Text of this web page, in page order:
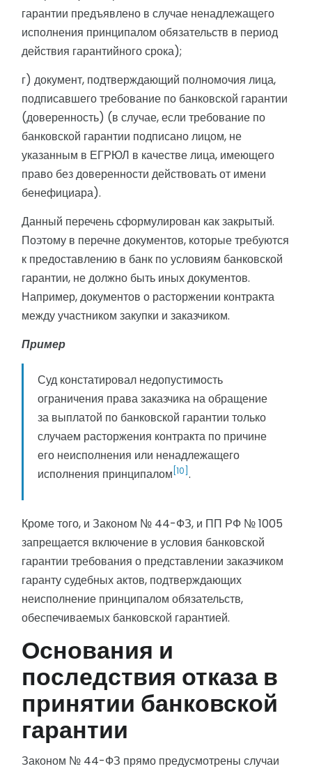
гарантии предъявлено в случае ненадлежащего
исполнения принципалом обязательств в период
действия гарантийного срока);
г) документ, подтверждающий полномочия лица,
подписавшего требование по банковской гарантии
(доверенность) (в случае, если требование по
банковской гарантии подписано лицом, не
указанным в ЕГРЮЛ в качестве лица, имеющего
право без доверенности действовать от имени
бенефициара).
Данный перечень сформулирован как закрытый.
Поэтому в перечне документов, которые требуются
к предоставлению в банк по условиям банковской
гарантии, не должно быть иных документов.
Например, документов о расторжении контракта
между участником закупки и заказчиком.
Пример
Суд констатировал недопустимость
ограничения права заказчика на обращение
за выплатой по банковской гарантии только
случаем расторжения контракта по причине
его неисполнения или ненадлежащего
исполнения принципалом [10] .
Кроме того, и Законом № 44-ФЗ, и ПП РФ № 1005
запрещается включение в условия банковской
гарантии требования о представлении заказчиком
гаранту судебных актов, подтверждающих
неисполнение принципалом обязательств,
обеспечиваемых банковской гарантией.
Основания и
последствия отказа в
принятии банковской
гарантии
Законом № 44-ФЗ прямо предусмотрены случаи